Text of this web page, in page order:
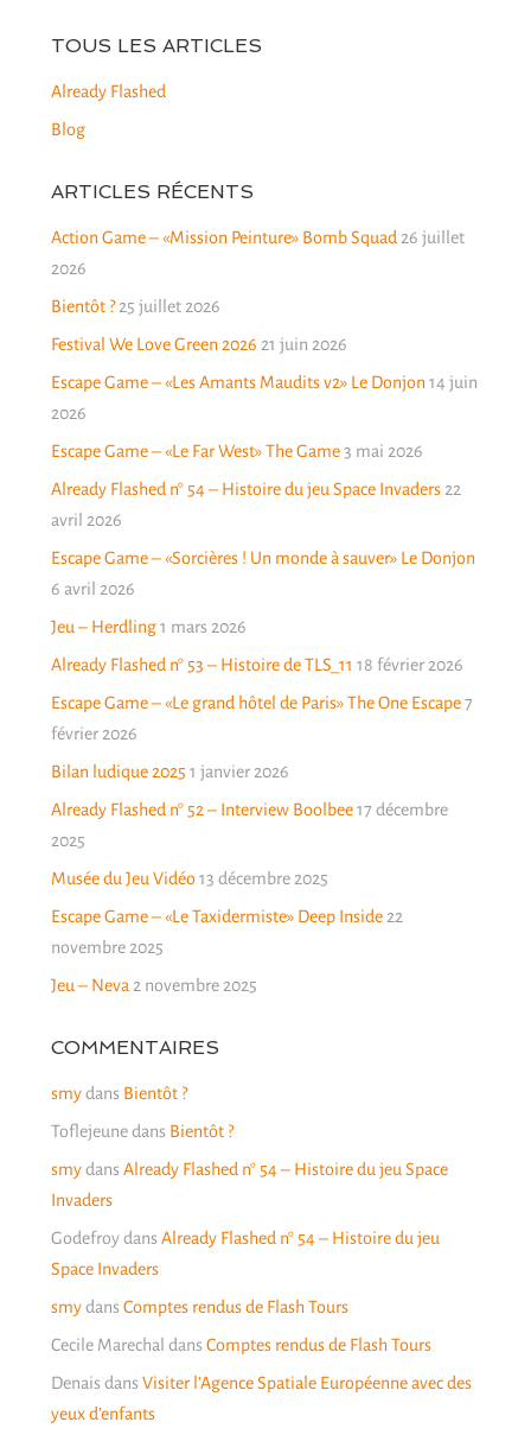
TOUS LES ARTICLES
Already Flashed
Blog
ARTICLES RÉCENTS
Action Game – «Mission Peinture» Bomb Squad 26 juillet
2026
Bientôt ? 25 juillet 2026
Festival We Love Green 2026 21 juin 2026
Escape Game – «Les Amants Maudits v2» Le Donjon 14 juin
2026
Escape Game – «Le Far West» The Game 3 mai 2026
Already Flashed n° 54 – Histoire du jeu Space Invaders 22
avril 2026
Escape Game – «Sorcières ! Un monde à sauver» Le Donjon
6 avril 2026
Jeu – Herdling 1 mars 2026
Already Flashed n° 53 – Histoire de TLS_11 18 février 2026
Escape Game – «Le grand hôtel de Paris» The One Escape 7
février 2026
Bilan ludique 2025 1 janvier 2026
Already Flashed n° 52 – Interview Boolbee 17 décembre
2025
Musée du Jeu Vidéo 13 décembre 2025
Escape Game – «Le Taxidermiste» Deep Inside 22
novembre 2025
Jeu – Neva 2 novembre 2025
COMMENTAIRES
smydans Bientôt ?
Toflejeunedans Bientôt ?
smydans Already Flashed n° 54 – Histoire du jeu Space
Invaders
Godefroydans Already Flashed n° 54 – Histoire du jeu
Space Invaders
smydans Comptes rendus de Flash Tours
Cecile Marechal dans Comptes rendus de Flash Tours
Denais dans Visiter l’Agence Spatiale Européenne avec des
yeux d’enfants